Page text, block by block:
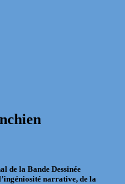
de la Bande Dessinée
narrative, de la